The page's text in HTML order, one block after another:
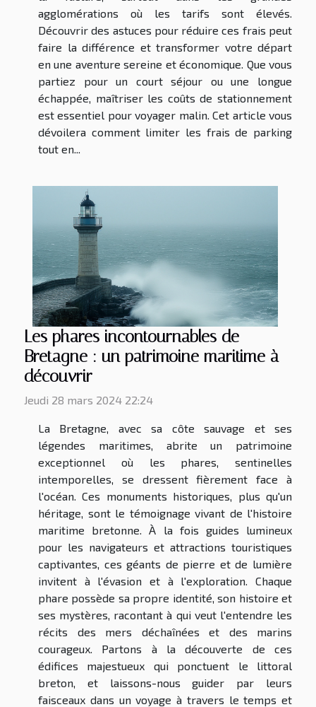
agglomérations où les tarifs sont élevés.
Découvrir des astuces pour réduire ces frais peut
faire la différence et transformer votre départ
en une aventure sereine et économique. Que vous
partiez pour un court séjour ou une longue
échappée, maîtriser les coûts de stationnement
est essentiel pour voyager malin. Cet article vous
dévoilera comment limiter les frais de parking
tout en...
Les phares incontournables de
Bretagne : un patrimoine maritime à
découvrir
Jeudi 28 mars 2024 22:24
La Bretagne, avec sa côte sauvage et ses
légendes maritimes, abrite un patrimoine
exceptionnel où les phares, sentinelles
intemporelles, se dressent fièrement face à
l'océan. Ces monuments historiques, plus qu'un
héritage, sont le témoignage vivant de l'histoire
maritime bretonne. À la fois guides lumineux
pour les navigateurs et attractions touristiques
captivantes, ces géants de pierre et de lumière
invitent à l'évasion et à l'exploration. Chaque
phare possède sa propre identité, son histoire et
ses mystères, racontant à qui veut l'entendre les
récits des mers déchaînées et des marins
courageux. Partons à la découverte de ces
édifices majestueux qui ponctuent le littoral
breton, et laissons-nous guider par leurs
faisceaux dans un voyage à travers le temps et